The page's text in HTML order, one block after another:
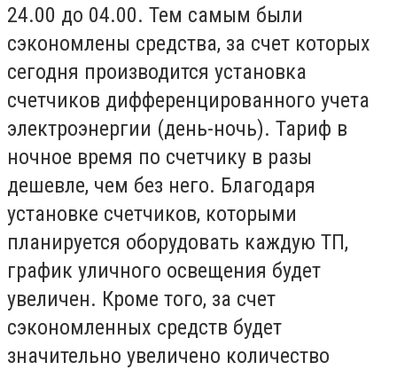
24.00 до 04.00. Тем самым были
сэкономлены средства, за счет которых
сегодня производится установка
счетчиков дифференцированного учета
электроэнергии (день-ночь). Тариф в
ночное время по счетчику в разы
дешевле, чем без него. Благодаря
установке счетчиков, которыми
планируется оборудовать каждую ТП,
график уличного освещения будет
увеличен. Кроме того, за счет
сэкономленных средств будет
значительно увеличено количество